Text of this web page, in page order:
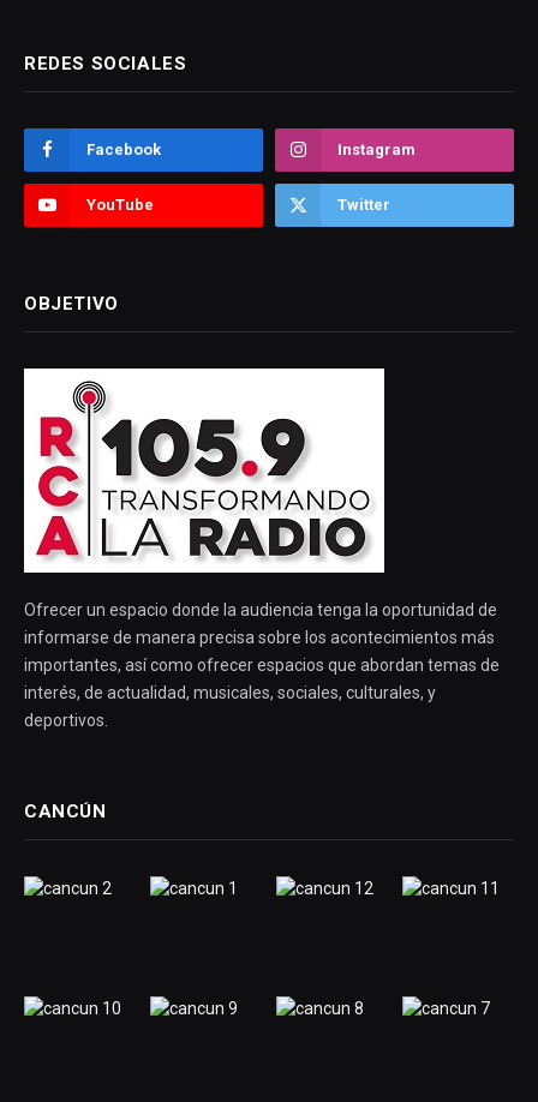
REDES SOCIALES
Facebook Instagram
YouTube Twitter
OBJETIVO
Ofrecer un espacio donde la audiencia tenga la oportunidad de
informarse de manera precisa sobre los acontecimientos más
importantes, así como ofrecer espacios que abordan temas de
interés, de actualidad, musicales, sociales, culturales, y
deportivos.
CANCÚN